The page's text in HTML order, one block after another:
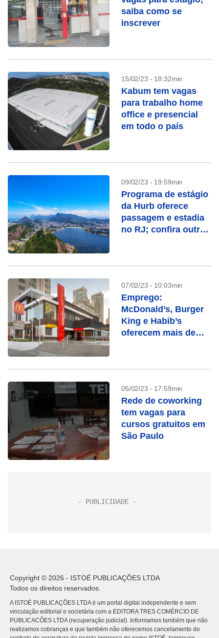
saiba como se
inscrever
15/02/23 - 18:32min
Kabum tem vagas
para trabalho home
office e presencial
em todo o país
09/02/23 - 19:59min
Programa de estágio
da Hurb oferece
passagem e estadia
no RJ; confira outras
07/02/23 - 10:03min
Emprego:
McDonald’s, Burger
King e Habib’s
oferecem mais de
05/02/23 - 17:59min
Rede de coworking
tem vagas para
cursos gratuitos em
São Paulo
Copyright © 2026 - ISTOÉ PUBLICAÇÕES LTDA
Todos os direitos reservados.
A ISTOÉ PUBLICAÇÕES LTDA é um portal digital independente e sem
vinculação editorial e societária com a EDITORA TRES COMÉRCIO DE
PUBLICACÕES LTDA (recuperação judicial). Informamos também que não
realizamos cobranças e que também não oferecemos cancelamento do